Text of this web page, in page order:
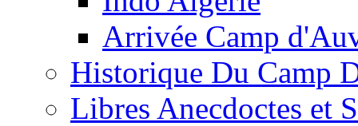
Arrivée Camp
Historique Du Camp
Libres Anecdoctes et